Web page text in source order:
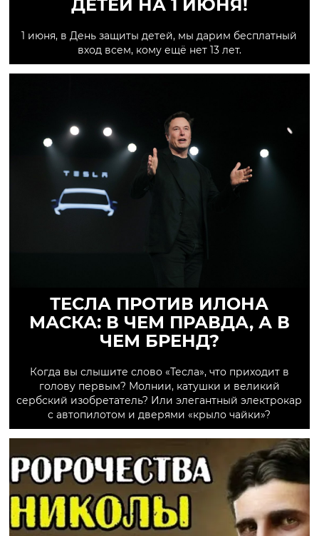
ДЕТЕЙ НА 1 ИЮНЯ!
1 июня, в День защиты детей, мы дарим бесплатный
вход всем, кому ещё нет 13 лет.
ТЕСЛА ПРОТИВ ИЛОНА
МАСКА: В ЧЕМ ПРАВДА, А В
ЧЕМ БРЕНД?
Когда вы слышите слово «Тесла», что приходит в
голову первым? Молнии, катушки и великий
сербский изобретатель? Или элегантный электрокар
с автопилотом и дверями «крыло чайки»?